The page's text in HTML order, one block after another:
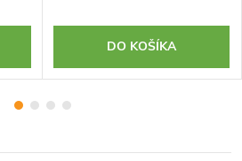
DO KOŠÍKA